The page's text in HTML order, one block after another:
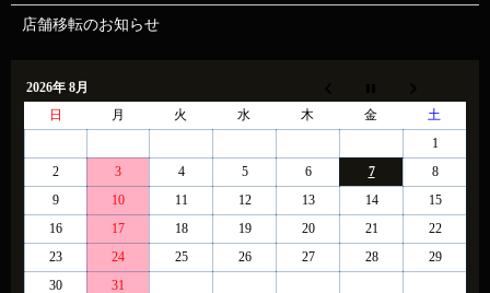
店舗移転のお知らせ
2026年 8月
日
月 火 水 木 金
土
1
2
3 4 5 6 7
8
9
10 11 12 13 14
15
16
17 18 19 20 21
22
23
24 25 26 27 28
29
30
31